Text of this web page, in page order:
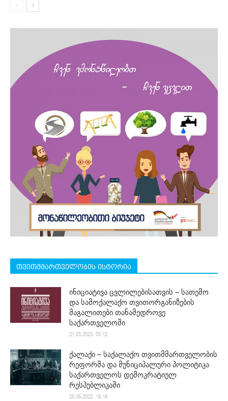
თვითმმართველობის ისტორია
ინიციატივა ცვლილებისათვის – სათემო
და სამოქალაქო თვითორგანიზების
მაგალითები თანამედროვე
საქართველოში
21.03.2023. 00:12
ქალაქი – საქალაქო თვითმმართველობის
რეფორმა და მუნიციპალური პოლიტიკა
საქართველოს დემოკრატიულ
რესპუბლიკაში
25.05.2022. 16:18